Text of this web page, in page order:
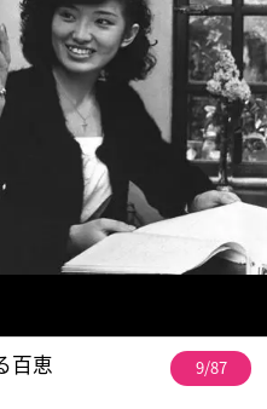
百恵 9/87